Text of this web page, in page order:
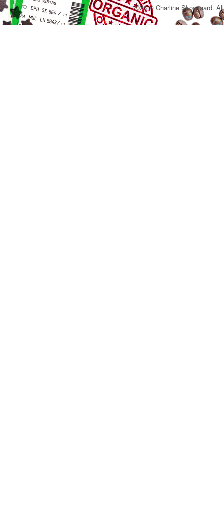
2026 © Charline Skovgaard.